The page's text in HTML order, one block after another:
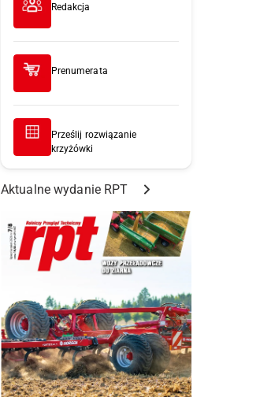
Redakcja
Prenumerata
Prześlij rozwiązanie
krzyżówki
Aktualne wydanie RPT